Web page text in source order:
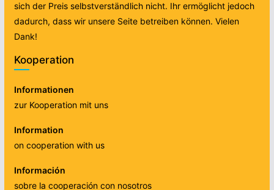
sich der Preis selbstverständlich nicht. Ihr ermöglicht jedoch
dadurch, dass wir unsere Seite betreiben können. Vielen
Dank!
Kooperation
Informationen
zur Kooperation mit uns
Information
on cooperation with us
Información
sobre la cooperación con nosotros